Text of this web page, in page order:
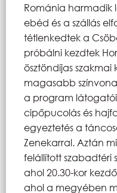
Románia harmadik
ebéd és a szállás
tétlenkedtek a
próbálni kezdtek
ösztöndíjas
magasabb
a program
cipőpucolás és
egyeztetés a
Zenekarral. Aztán
felállított szabadtéri
ahol 20.30-kor
ahol a megyében